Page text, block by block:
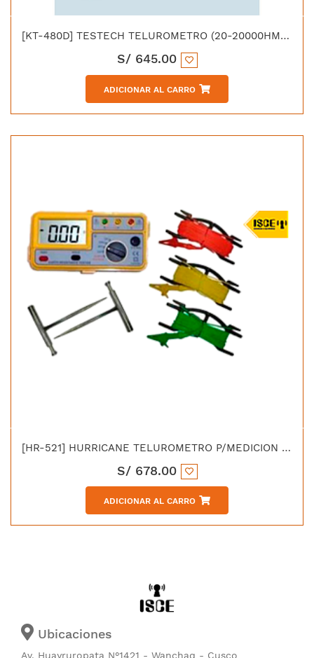
[KT-480D] TESTECH TELUROMETRO (20-20000HM) P/MEDICION DE POZO A TIERRA
S/ 645.00
ADICIONAR AL CARRO
[HR-521] HURRICANE TELUROMETRO P/MEDICION DE POZO A TIERRA
S/ 678.00
ADICIONAR AL CARRO
Ubicaciones
Av. Huayruropata N°1421 - Wanchaq - Cusco